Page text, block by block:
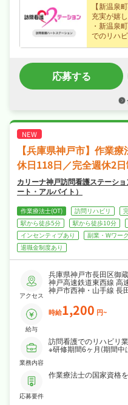
【新温泉
充実が嬉
・新温泉
でのリハ
・正社員
賞与年2
当・昇給
・日勤の
休暇・年
社宅制度
でサポー
応募する
【兵庫県神戸市】作業
休日118日／完全週休2
カリーナ神戸訪問看護ステーシ
ート・アルバイト）
作業療法士(OT) 訪問リハビリ
駅から徒歩5分
駅から徒歩10分
インセンティブあり
副業・Wワー
退職金制度あり
アクセス
兵庫県神戸市長田区御
神戸高速鉄道東西線 高
神戸市西神・山手線 長
給与
時給1,200 円~
業務内容
訪問看護でのリハビリ
※研修期間6ヶ月(期間中
応募要件
作業療法士の国家資格